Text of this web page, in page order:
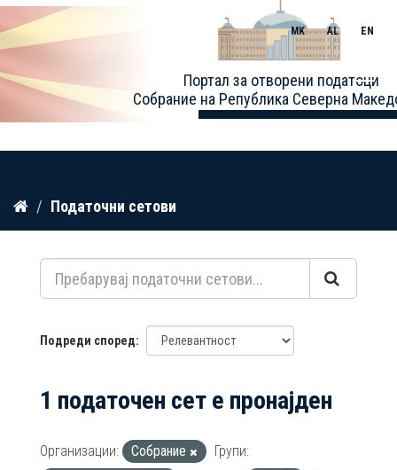
Прескокнете
содржина
Портал за отворени податоци
Собрание на Република Северна
MK AL EN
Toggle
Податочни сетови
Подреди според
1 податочен сет е пронајден
Организации: Собрание
Групи: